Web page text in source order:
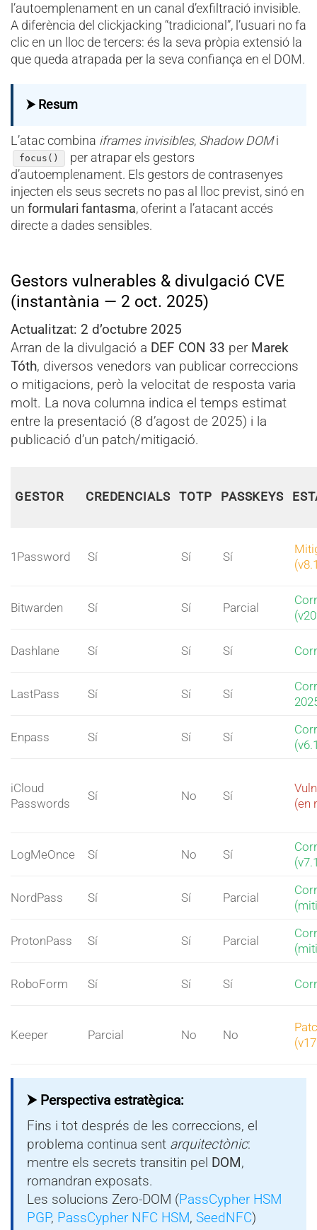
l’autoemplenament en un canal d’exfiltració invisible.
A diferència del clickjacking “tradicional”, l’usuari no fa
clic en un lloc de tercers: és la seva pròpia extensió la
que queda atrapada per la seva confiança en el DOM.
⮞ Resum
L’atac combina iframes invisibles, Shadow DOMi
focus()
per atrapar els gestors
d’autoemplenament. Els gestors de contrasenyes
injecten els seus secrets no pas al lloc previst, sinó en
un formulari fantasma, oferint a l’atacant accés
directe a dades sensibles.
Gestors vulnerables & divulgació CVE
(instantània — 2 oct. 2025)
Actualitzat: 2 d’octubre 2025
Arran de la divulgació a DEF CON 33 per Marek
Tóth, diversos venedors van publicar correccions
o mitigacions, però la velocitat de resposta varia
molt. La nova columna indica el temps estimat
entre la presentació (8 d’agost de 2025) i la
publicació d’un patch/mitigació.
GESTOR CREDENCIALS TOTP PASSKEYS
1Password Sí Sí Sí
Bitwarden Sí Sí Parcial
Dashlane Sí Sí Sí
LastPass Sí Sí Sí
Enpass Sí Sí Sí
iCloud
Passwords
Sí No Sí
(en
LogMeOnce Sí No Sí
NordPass Sí Sí Parcial
ProtonPass Sí Sí Parcial
RoboForm Sí Sí Sí
Keeper Parcial No No
⮞ Perspectiva estratègica:
Fins i tot després de les correccions, el
problema continua sent arquitectònic:
mentre els secrets transitin pel DOM,
romandran exposats.
Les solucions Zero-DOM (PassCypher HSM
PGP, PassCypher NFC HSM,SeedNFC)